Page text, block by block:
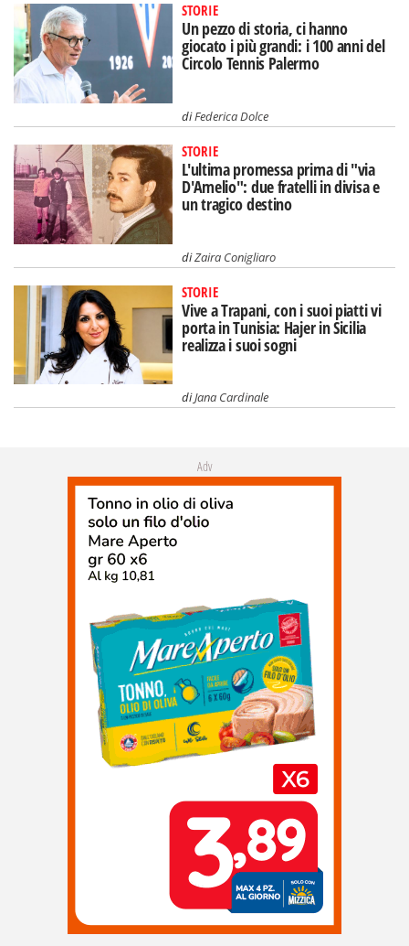
STORIE
Un pezzo di storia, ci hanno
giocato i più grandi: i 100 anni del
Circolo Tennis Palermo
diFederica Dolce
STORIE
L'ultima promessa prima di "via
D'Amelio": due fratelli in divisa e
un tragico destino
diZaira Conigliaro
STORIE
Vive a Trapani, con i suoi piatti vi
porta in Tunisia: Hajer in Sicilia
realizza i suoi sogni
diJana Cardinale
Adv